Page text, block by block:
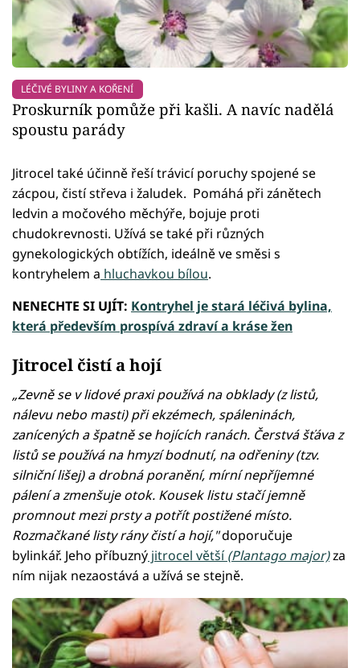
LÉČIVÉ BYLINY A KOŘENÍ
Proskurník pomůže při kašli. A navíc nadělá
spoustu parády
Jitrocel také účinně řeší trávicí poruchy spojené se
zácpou, čistí střeva i žaludek. Pomáhá při zánětech
ledvin a močového měchýře, bojuje proti
chudokrevnosti. Užívá se také při různých
gynekologických obtížích, ideálně ve směsi s
kontryhelem a hluchavkou bílou.
NENECHTE SI UJÍT: Kontryhel je stará léčivá bylina,
která především prospívá zdraví a kráse žen
Jitrocel čistí a hojí
„Zevně se v lidové praxi používá na obklady (z listů,
nálevu nebo masti) při ekzémech, spáleninách,
zanícených a špatně se hojících ranách. Čerstvá šťáva z
listů se používá na hmyzí bodnutí, na odřeniny (tzv.
silniční lišej) a drobná poranění, mírní nepříjemné
pálení a zmenšuje otok. Kousek listu stačí jemně
promnout mezi prsty a potřít postižené místo.
Rozmačkané listy rány čistí a hojí,"doporučuje
bylinkář. Jeho příbuzný jitrocel větší (Plantago major)za
ním nijak nezaostává a užívá se stejně.